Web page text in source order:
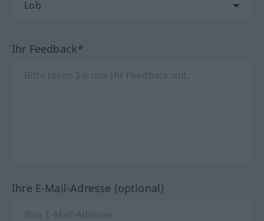
Ihr Feedback*
Ihre E-Mail-Adresse (optional)